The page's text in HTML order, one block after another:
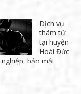
Dịch vụ
thám tử
tại huyện
Hoài Đức
nghiệp, bảo mật